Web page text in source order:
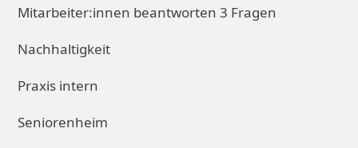
Mitarbeiter:innen beantworten 3 Fragen
Nachhaltigkeit
Praxis intern
Seniorenheim